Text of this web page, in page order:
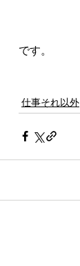
です。
仕事それ以外